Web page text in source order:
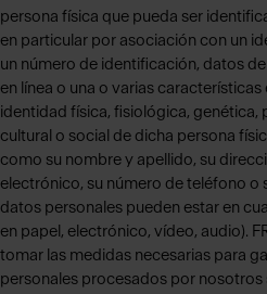
persona física que pueda ser
en particular por asociación con un
un número de identificación, datos
en línea o una o varias
identidad física, fisiológica, genética,
cultural o social de dicha persona
como su nombre y apellido, su
electrónico, su número de teléfono o
datos personales pueden estar en
en papel, electrónico, vídeo, audio).
tomar las medidas necesarias para
personales procesados por